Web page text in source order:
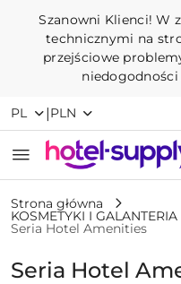
Przejdź do treści
Przejdź do
Przejdź do moje
Przejdź do menu
Przejdź do stopki
Szanowni Klienci! W
technicznymi na
przejściowe
niedogodności
PL |PLN
Strona główna
KOSMETYKI I
Seria Hotel Amenities
Seria Hotel